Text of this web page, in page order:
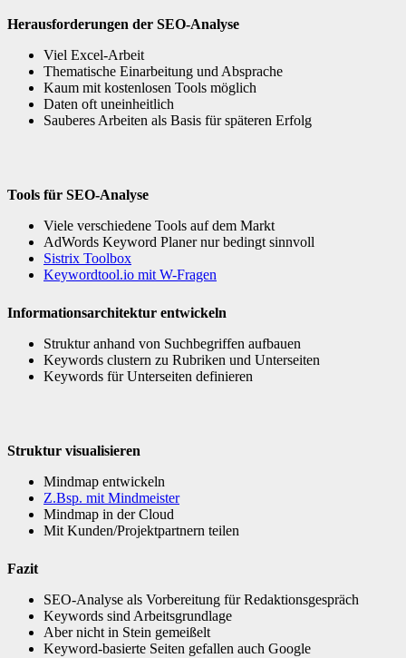
Herausforderungen der SEO-Analyse
Viel Excel-Arbeit
Thematische Einarbeitung und Absprache
Kaum mit kostenlosen Tools möglich
Daten oft uneinheitlich
Sauberes Arbeiten als Basis für späteren Erfolg
Tools für SEO-Analyse
Viele verschiedene Tools auf dem Markt
AdWords Keyword Planer nur bedingt sinnvoll
Sistrix Toolbox
Keywordtool.io mit W-Fragen
Informationsarchitektur entwickeln
Struktur anhand von Suchbegriffen aufbauen
Keywords clustern zu Rubriken und Unterseiten
Keywords für Unterseiten definieren
Struktur visualisieren
Mindmap entwickeln
Z.Bsp. mit Mindmeister
Mindmap in der Cloud
Mit Kunden/Projektpartnern teilen
Fazit
SEO-Analyse als Vorbereitung für Redaktionsgespräch
Keywords sind Arbeitsgrundlage
Aber nicht in Stein gemeißelt
Keyword-basierte Seiten gefallen auch Google